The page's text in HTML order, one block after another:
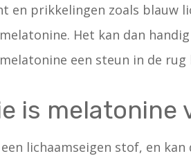
en prikkelingen zoals blauw
Het kan dan
een steun in de
is melatonine
lichaamseigen stof, en